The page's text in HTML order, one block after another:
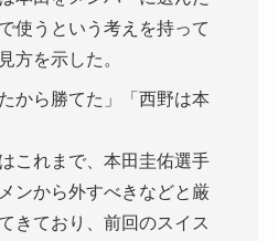
使うという考えを持って
方を示した。
から勝てた」「西野は本
これまで、本田圭佑選手
ンから外すべきなどと厳
きており、前回のスイス